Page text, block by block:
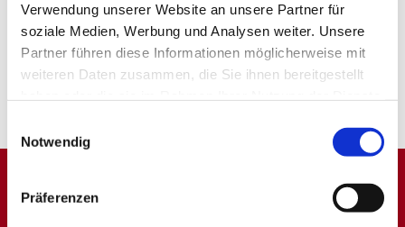
Verwendung unserer Website an unsere Partner für
soziale Medien, Werbung und Analysen weiter. Unsere
Partner führen diese Informationen möglicherweise mit
weiteren Daten zusammen, die Sie ihnen bereitgestellt
Notwendig
Präferenzen
Dies könnte Sie auch